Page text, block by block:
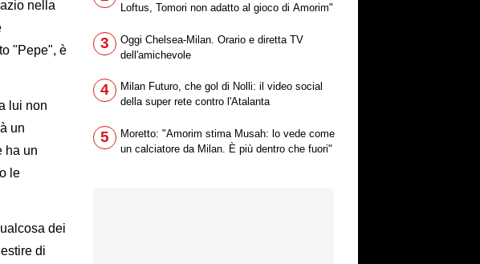
nella
"Pepe", è
lui non
un
ha un
le
dei
di
Loftus, Tomori non adatto al gioco di Amorim"
3
Oggi Chelsea-Milan. Orario e diretta TV
dell'amichevole
4
Milan Futuro, che gol di Nolli: il video social
della super rete contro l'Atalanta
5
Moretto: "Amorim stima Musah: lo vede come
un calciatore da Milan. È più dentro che fuori"